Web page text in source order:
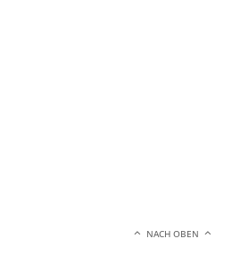
NACH OBEN